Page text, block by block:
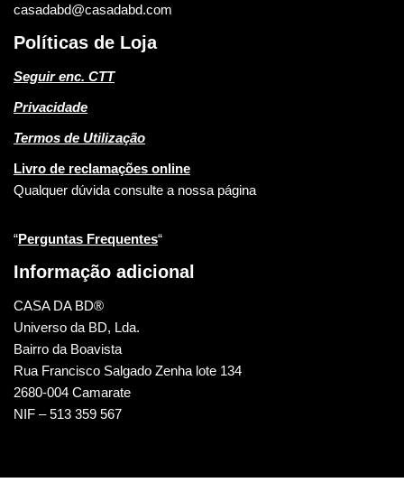
casadabd@casadabd.com
Políticas de Loja
Seguir enc. CTT
Privacidade
Termos de Utilização
Livro de reclamações online
Qualquer dúvida consulte a nossa página
“Perguntas Frequentes“
Informação adicional
CASA DA BD®
Universo da BD, Lda.
Bairro da Boavista
Rua Francisco Salgado Zenha lote 134
2680-004 Camarate
NIF – 513 359 567